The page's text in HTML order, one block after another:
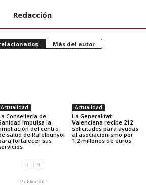
Redacción
Más del autor
Actualidad
Conselleria de
impulsa la
del centro
salud de Rafelbunyol
fortalecer sus
Actualidad
La Generalitat
Valenciana recibe 212
solicitudes para ayudas
al asociacionismo por
1,2 millones de euros
- Publicidad -